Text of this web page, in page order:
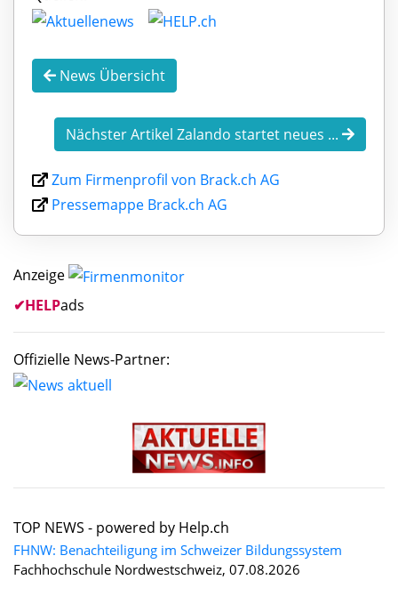
News Übersicht
Nächster Artikel Zalando startet neues ...
Zum Firmenprofil von Brack.ch AG
Pressemappe Brack.ch AG
Anzeige
✔HELPads
Offizielle News-Partner:
TOP NEWS - powered by Help.ch
FHNW: Benachteiligung im Schweizer Bildungssystem
Fachhochschule Nordwestschweiz, 07.08.2026